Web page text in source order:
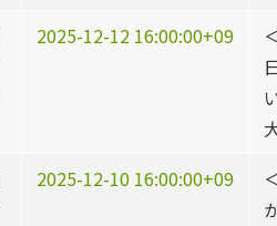
2025-12-12 16:00:00+09
2025-12-10 16:00:00+09